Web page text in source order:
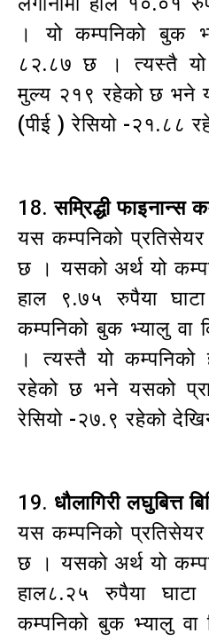
। यो कम्पनिको बुक
८२.८७ छ । त्यस्तै यो
मुल्य २१९ रहेको छ भने
(पीई ) रेसियो -२१.८८
18.सम्रिद्धी फाइनान्स
यस कम्पनिको
छ । यसको अर्थ यो
हाल ९.७५ रुपैया
कम्पनिको बुक भ्यालु वा
। त्यस्तै यो
रहेको छ भने यसको
रेसियो -२७.९ रहेको
19. धौलागिरी लघुबित्त
यस कम्पनिको
छ । यसको अर्थ यो
हाल८.२५ रुपैया
कम्पनिको बुक भ्यालु वा